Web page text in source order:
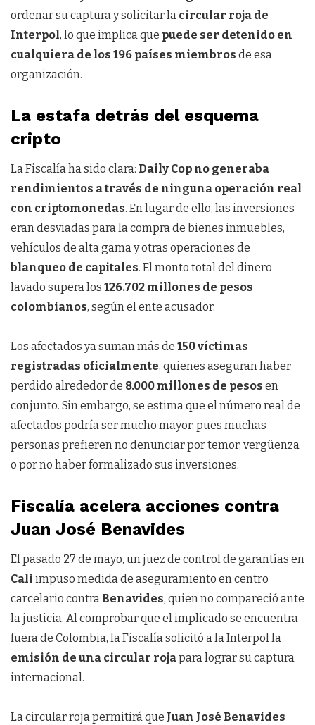
ordenar su captura y solicitar la circular roja de
Interpol, lo que implica que puede ser detenido en
cualquiera de los 196 países miembros de esa
organización.
La estafa detrás del esquema
cripto
La Fiscalía ha sido clara: Daily Cop no generaba
rendimientos a través de ninguna operación real
con criptomonedas. En lugar de ello, las inversiones
eran desviadas para la compra de bienes inmuebles,
vehículos de alta gama y otras operaciones de
blanqueo de capitales. El monto total del dinero
lavado supera los 126.702 millones de pesos
colombianos, según el ente acusador.
Los afectados ya suman más de 150 víctimas
registradas oficialmente, quienes aseguran haber
perdido alrededor de 8.000 millones de pesos en
conjunto. Sin embargo, se estima que el número real de
afectados podría ser mucho mayor, pues muchas
personas prefieren no denunciar por temor, vergüenza
o por no haber formalizado sus inversiones.
Fiscalía acelera acciones contra
Juan José Benavides
El pasado 27 de mayo, un juez de control de garantías en
Cali impuso medida de aseguramiento en centro
carcelario contra Benavides, quien no compareció ante
la justicia. Al comprobar que el implicado se encuentra
fuera de Colombia, la Fiscalía solicitó a la Interpol la
emisión de una circular rojapara lograr su captura
internacional.
La circular roja permitirá que Juan José Benavides